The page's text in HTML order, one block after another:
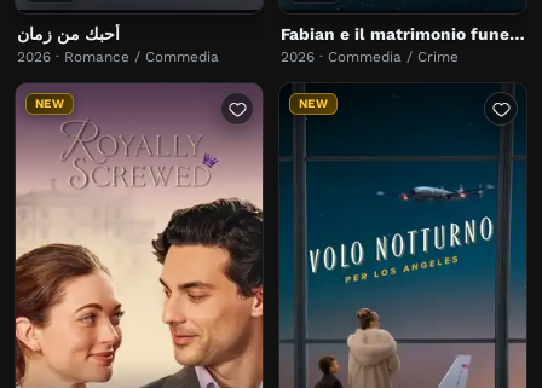
أحبك من زمان
2026 · Romance / Commedia
Fabian e il matrimonio funesto
2026 · Commedia / Crime
NEW NEW